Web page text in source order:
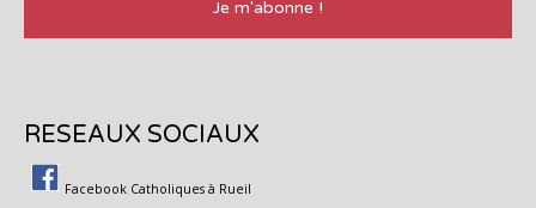
RESEAUX SOCIAUX
Facebook Catholiques à Rueil